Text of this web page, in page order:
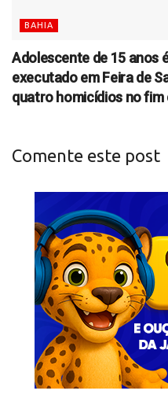
BAHIA
Adolescente de 15 anos
executado em Feira de
quatro homicídios no fim
Comente este post